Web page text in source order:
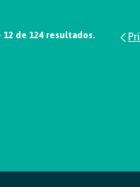
12 de 124 resultados.